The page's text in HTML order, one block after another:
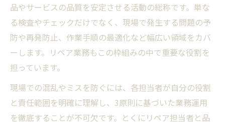
品やサービスの品質を安定させる活動の総称です。単な
る検査やチェックだけでなく、現場で発生する問題の予
防や再発防止、作業手順の最適化など幅広い領域をカバ
ーします。リペア業務もこの枠組みの中で重要な役割を
担っています。
現場での混乱やミスを防ぐには、各担当者が自分の役割
と責任範囲を明確に理解し、3原則に基づいた業務運用
を徹底することが不可欠です。とくにリペア担当者と品